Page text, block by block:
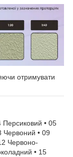
отримувати
• 05
Червоний • 09
Червонo-
• 15